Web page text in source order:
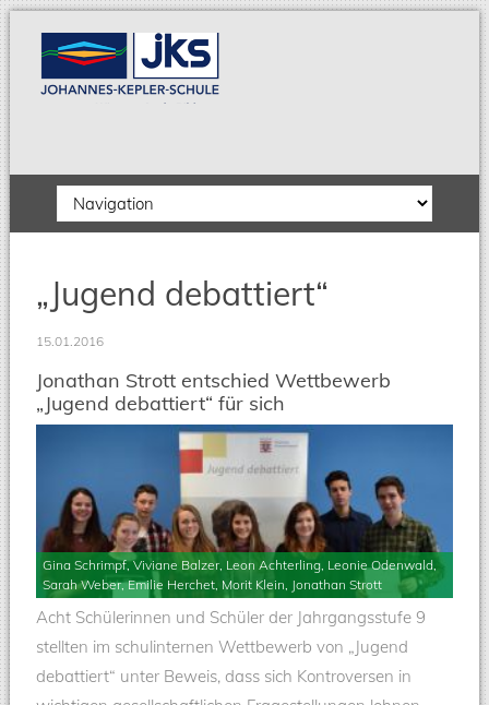
Zielseite
„Jugend debattiert“
15.01.2016
Jonathan Strott entschied Wettbewerb
„Jugend debattiert“ für sich
Gina Schrimpf, Viviane Balzer, Leon Achterling, Leonie Odenwald,
Sarah Weber, Emilie Herchet, Morit Klein, Jonathan Strott
Acht Schülerinnen und Schüler der Jahrgangsstufe 9
stellten im schulinternen Wettbewerb von „Jugend
debattiert“ unter Beweis, dass sich Kontroversen in